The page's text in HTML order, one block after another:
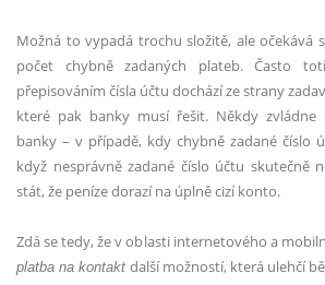
Možná to vypadá trochu složitě, ale očekává
počet chybně zadaných plateb. Často
přepisováním čísla účtu dochází ze strany
které pak banky musí řešit. Někdy zvládne
banky – v případě, kdy chybně zadané číslo
když nesprávně zadané číslo účtu skutečně
stát, že peníze dorazí na úplně cizí konto.
Zdá se tedy, že v oblasti internetového a
platba na kontakt další možností, která ulehčí